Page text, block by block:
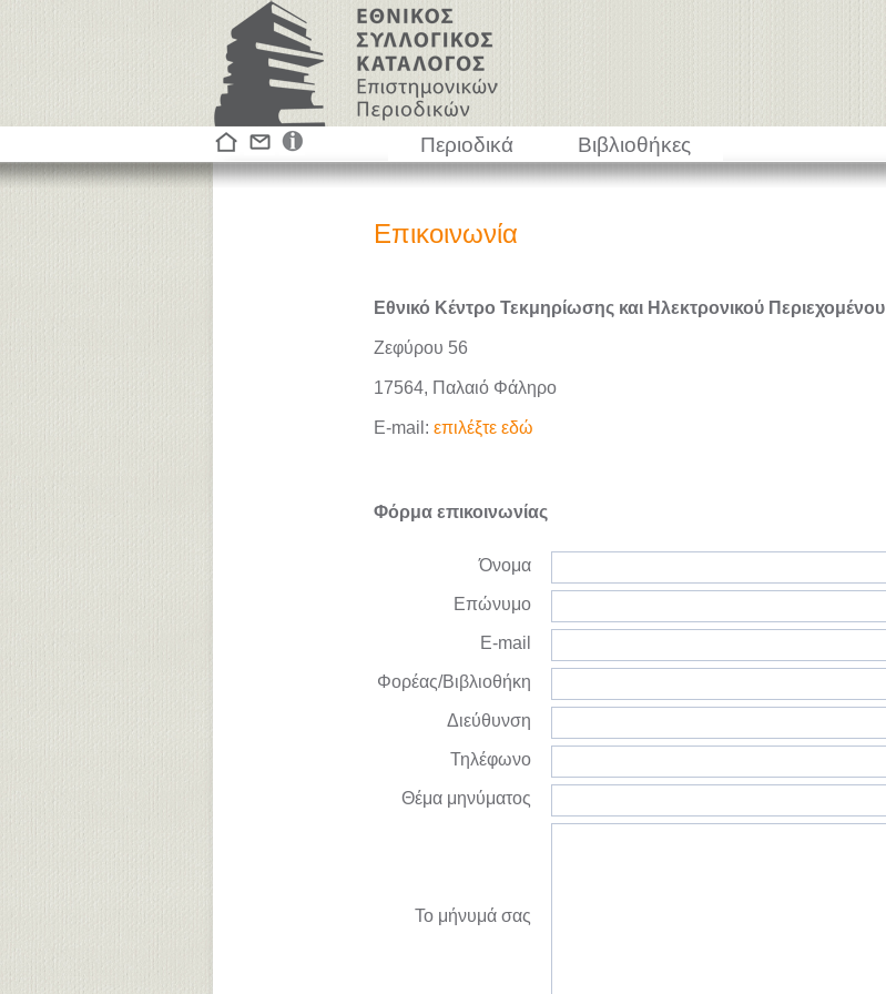
Περιοδικά Βιβλιοθήκες
Επικοινωνία
Εθνικό Κέντρο Τεκμηρίωσης και Ηλεκτρονικού Περιεχομένου
Ζεφύρου 56
17564, Παλαιό Φάληρο
E-mail: επιλέξτε εδώ
Φόρμα επικοινωνίας
Όνομα
Επώνυμο
E-mail
Φορέας/Βιβλιοθήκη
Διεύθυνση
Τηλέφωνο
Θέμα μηνύματος
Το μήνυμά σας